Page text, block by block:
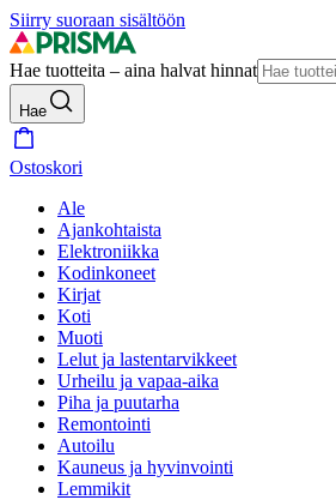
Siirry suoraan sisältöön
Hae tuotteita – aina halvat hinnat
Hae
Ostoskori
Ale
Ajankohtaista
Elektroniikka
Kodinkoneet
Kirjat
Koti
Muoti
Lelut ja lastentarvikkeet
Urheilu ja vapaa-aika
Piha ja puutarha
Remontointi
Autoilu
Kauneus ja hyvinvointi
Lemmikit